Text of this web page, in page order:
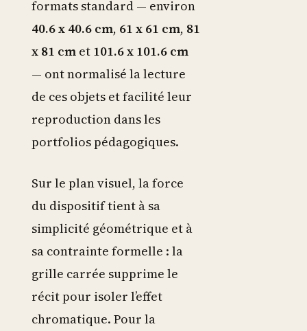
formats standard — environ
40.6 x 40.6 cm, 61 x 61 cm, 81
x 81 cm et 101.6 x 101.6 cm
— ont normalisé la lecture
de ces objets et facilité leur
reproduction dans les
portfolios pédagogiques.
Sur le plan visuel, la force
du dispositif tient à sa
simplicité géométrique et à
sa contrainte formelle : la
grille carrée supprime le
récit pour isoler l’effet
chromatique. Pour la